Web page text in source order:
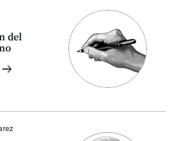
del
arrow_right_alt